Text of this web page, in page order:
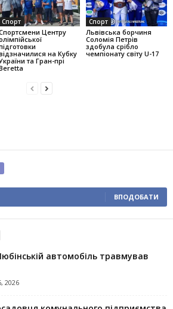
Спорт
Центру
на Кубку
та Гран-прі
Спорт
Львівська борчиня
Соломія Петрів
здобула срібло
чемпіонату світу U-17
ВПОДОБАТИ
автомобіль травмував
2026